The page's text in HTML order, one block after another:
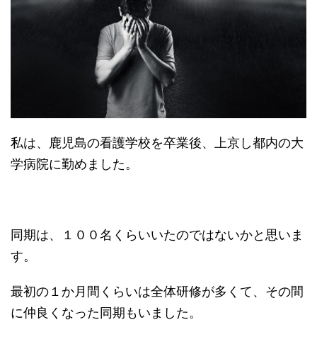
私は、鹿児島の看護学校を卒業後、上京し都内の大
学病院に勤めました。
同期は、１００名くらいいたのではないかと思いま
す。
最初の１か月間くらいは全体研修が多くて、その間
に仲良くなった同期もいました。